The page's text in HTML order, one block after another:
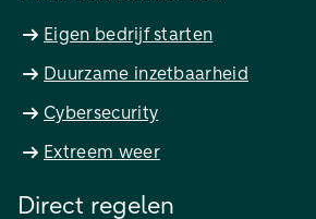
Eigen bedrijf starten
Duurzame inzetbaarheid
Cybersecurity
Extreem weer
Direct regelen